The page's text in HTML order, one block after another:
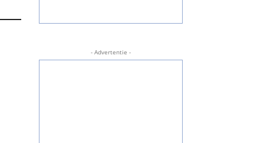
- Advertentie -